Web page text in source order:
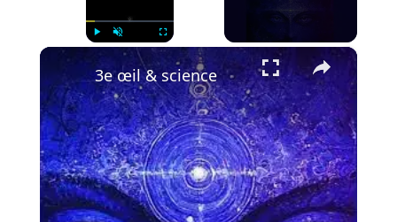
Unmute Fullscreen ×
3e œil & science